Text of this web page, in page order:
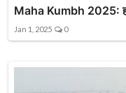
Maha Kumbh 2025: हर
Jan 1, 2025 0